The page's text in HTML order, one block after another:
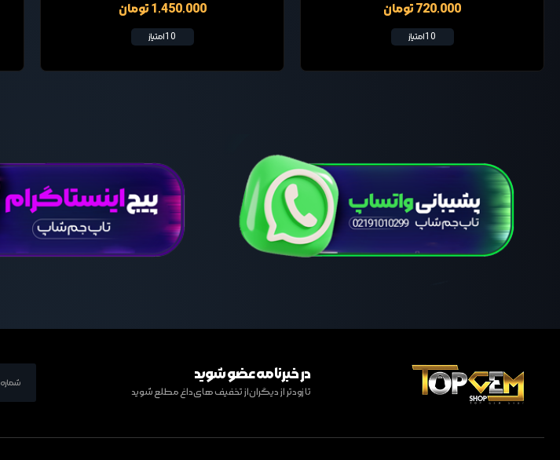
720,000 تومان
10 امتیاز
1,450,000 تومان
10 امتیاز
در خبرنامه عضو شوید
تا زودتر از دیگران از تخفیف های داغ مطلع شوید